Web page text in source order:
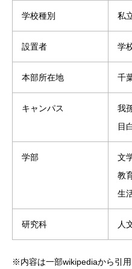
学校種別 私
設置者 学
本部所在地 千
キャンパス
我
目
学部
文
教
生
研究科 人
※内容は一部wikipediaから引用